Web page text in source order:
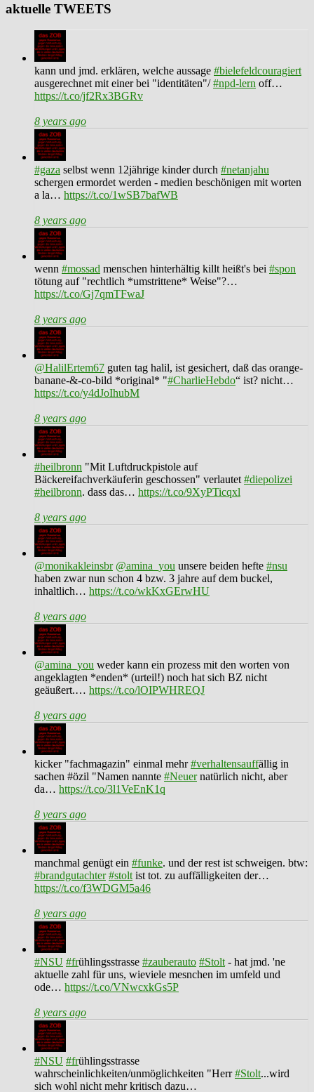
aktuelle TWEETS
kann und jmd. erklären, welche aussage #bielefeldcouragiert
ausgerechnet mit einer bei "identitäten"/#npd-lern off…
https://t.co/jf2Rx3BGRv
8 years ago
#gaza selbst wenn 12jährige kinder durch #netanjahu
schergen ermordet werden - medien beschönigen mit worten
a la… https://t.co/1wSB7bafWB
8 years ago
wenn #mossad menschen hinterhältig killt heißt's bei #spon
tötung auf "rechtlich *umstrittene* Weise"?…
https://t.co/Gj7qmTFwaJ
8 years ago
@HalilErtem67 guten tag halil, ist gesichert, daß das orange-
banane-&-co-bild *original* "#CharlieHebdo“ ist? nicht…
https://t.co/y4dJoIhubM
8 years ago
#heilbronn "Mit Luftdruckpistole auf
Bäckereifachverkäuferin geschossen" verlautet #diepolizei
#heilbronn. dass das… https://t.co/9XyPTicqxl
8 years ago
@monikakleinsbr @amina_you unsere beiden hefte #nsu
haben zwar nun schon 4 bzw. 3 jahre auf dem buckel,
inhaltlich… https://t.co/wkKxGErwHU
8 years ago
@amina_you weder kann ein prozess mit den worten von
angeklagten *enden* (urteil!) noch hat sich BZ nicht
geäußert.… https://t.co/lOIPWHREQJ
8 years ago
kicker "fachmagazin" einmal mehr#verhaltensauffällig in
sachen #özil "Namen nannte #Neuernatürlich nicht, aber
da… https://t.co/3l1VeEnK1q
8 years ago
manchmal genügt ein #funke. und der rest ist schweigen. btw:
#brandgutachter #stolt ist tot. zu auffälligkeiten der…
https://t.co/f3WDGM5a46
8 years ago
#NSU #frühlingsstrasse #zauberauto #Stolt - hat jmd. 'ne
aktuelle zahl für uns, wieviele mesnchen im umfeld und
ode… https://t.co/VNwcxkGs5P
8 years ago
#NSU #frühlingsstrasse
wahrscheinlichkeiten/unmöglichkeiten "Herr#Stolt...wird
sich wohl nicht mehr kritisch dazu…